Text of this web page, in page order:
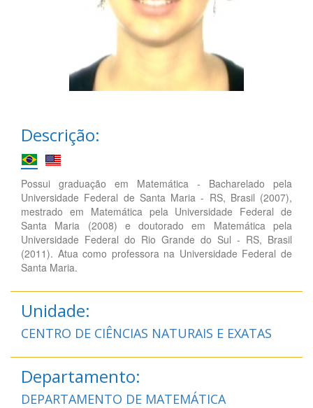
Descrição:
Possui graduação em Matemática - Bacharelado pela
Universidade Federal de Santa Maria - RS, Brasil (2007),
mestrado em Matemática pela Universidade Federal de
Santa Maria (2008) e doutorado em Matemática pela
Universidade Federal do Rio Grande do Sul - RS, Brasil
(2011). Atua como professora na Universidade Federal de
Santa Maria.
Unidade:
CENTRO DE CIÊNCIAS NATURAIS E EXATAS
Departamento:
DEPARTAMENTO DE MATEMÁTICA